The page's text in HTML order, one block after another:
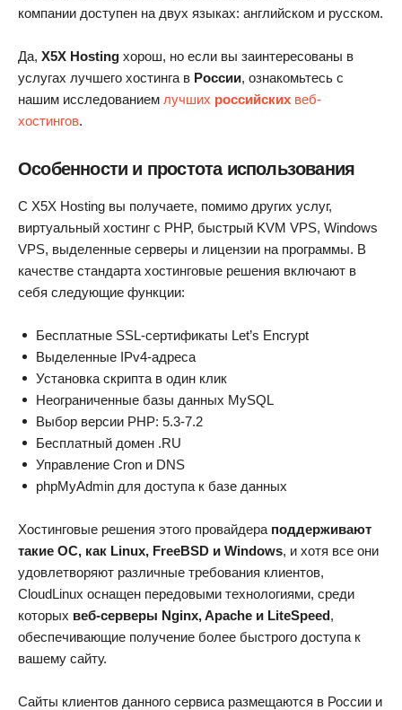
компании доступен на двух языках: английском и русском.
Да, X5X Hosting хорош, но если вы заинтересованы в
услугах лучшего хостинга в России, ознакомьтесь с
нашим исследованием лучших российских веб-
хостингов.
Особенности и простота использования
С X5X Hosting вы получаете, помимо других услуг,
виртуальный хостинг с PHP, быстрый KVM VPS, Windows
VPS, выделенные серверы и лицензии на программы. В
качестве стандарта хостинговые решения включают в
себя следующие функции:
Бесплатные SSL-сертификаты Let’s Encrypt
Выделенные IPv4-адреса
Установка скрипта в один клик
Неограниченные базы данных MySQL
Выбор версии PHP: 5.3-7.2
Бесплатный домен .RU
Управление Cron и DNS
phpMyAdmin для доступа к базе данных
Хостинговые решения этого провайдера поддерживают
такие ОС, как Linux, FreeBSD и Windows, и хотя все они
удовлетворяют различные требования клиентов,
CloudLinux оснащен передовыми технологиями, среди
которых веб-серверы Nginx, Apache и LiteSpeed,
обеспечивающие получение более быстрого доступа к
вашему сайту.
Сайты клиентов данного сервиса размещаются в России и